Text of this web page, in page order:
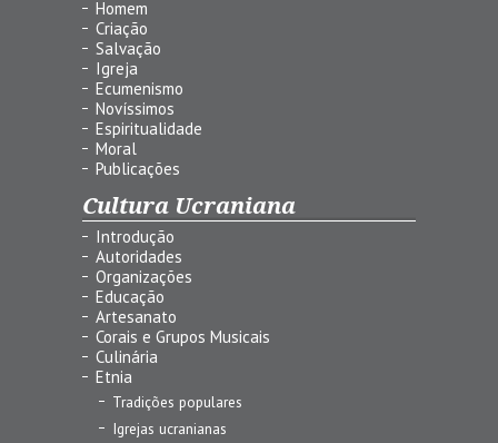
Homem
Criação
Salvação
Igreja
Ecumenismo
Novíssimos
Espiritualidade
Moral
Publicações
Cultura Ucraniana
Introdução
Autoridades
Organizações
Educação
Artesanato
Corais e Grupos Musicais
Culinária
Etnia
Tradições populares
Igrejas ucranianas